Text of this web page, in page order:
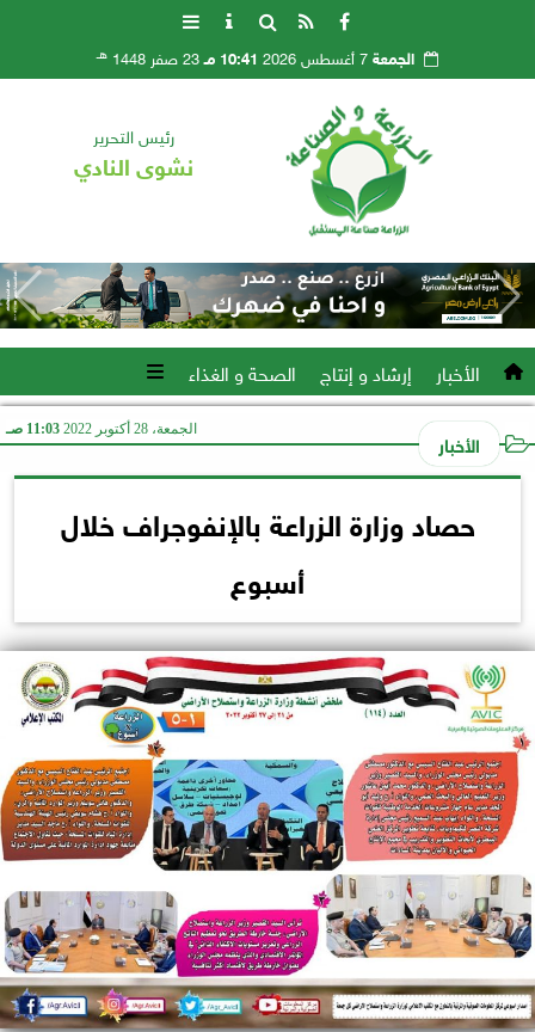
الجمعة 10:41 مـ 23 صفر 1448 هـ
رئيس التحرير
نشوى النادي
الأخبار إرشاد و إنتاج الصحة و الغذاء
الأخبار الجمعة، 28 أكتوبر 2022 11:03 صـ
حصاد وزارة الزراعة بالإنفوجراف خلال
أسبوع